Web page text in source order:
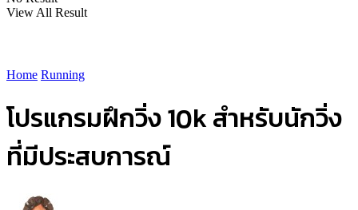
View All Result
Home Running
โปรแกรมฝึกวิ่ง 10k สำหรับนักวิ่ง
ที่มีประสบการณ์